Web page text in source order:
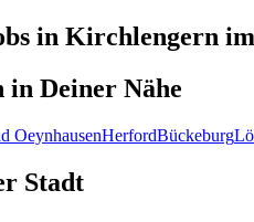
in Kirchlengern
in Deiner Nähe
OeynhausenHerfordBückeburg
Stadt